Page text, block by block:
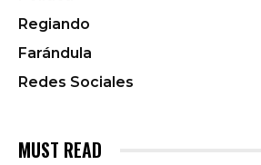
Regiando
Farándula
Redes Sociales
MUST READ